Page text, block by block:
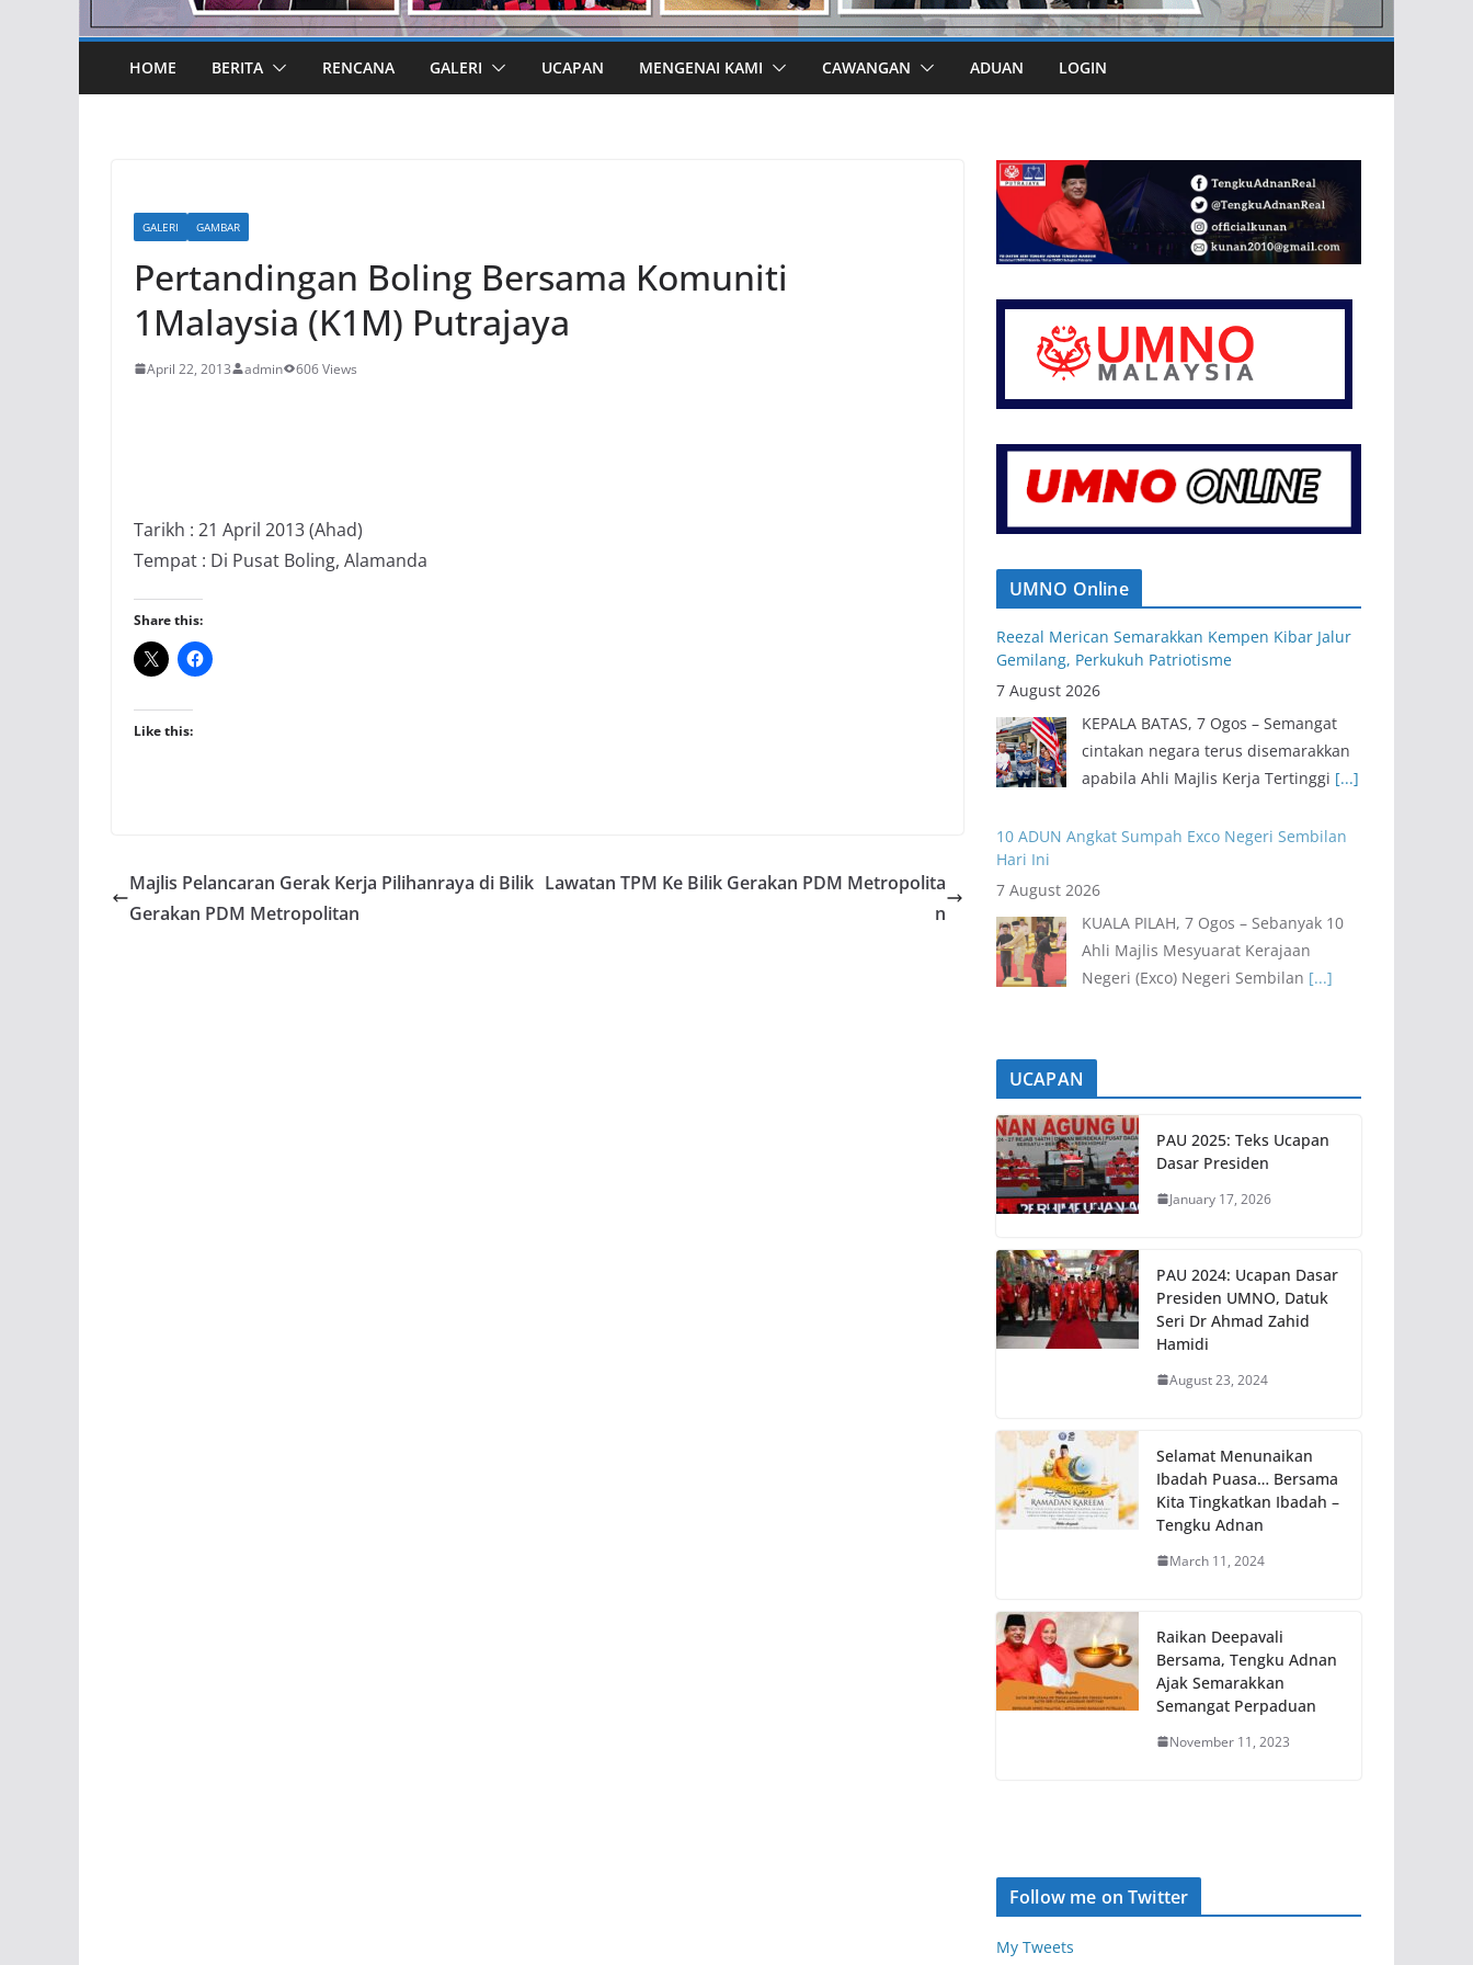
HOME BERITA RENCANA GALERI UCAPAN MENGENAI KAMI CAWANGAN ADUAN LOGIN
GALERI GAMBAR
Pertandingan Boling Bersama Komuniti
1Malaysia (K1M) Putrajaya
April 22, 2013 admin 606 Views
Tarikh : 21 April 2013 (Ahad)
Tempat : Di Pusat Boling, Alamanda
Share this:
Like this:
Majlis Pelancaran Gerak Kerja Pilihanraya di Bilik
Gerakan PDM Metropolitan
Lawatan TPM Ke Bilik Gerakan PDM Metropolita
n
UMNO Online
Reezal Merican Semarakkan Kempen Kibar Jalur
Gemilang, Perkukuh Patriotisme
7 August 2026
KEPALA BATAS, 7 Ogos – Semangat
cintakan negara terus disemarakkan
apabila Ahli Majlis Kerja Tertinggi [...]
10 ADUN Angkat Sumpah Exco Negeri Sembilan
Hari Ini
7 August 2026
KUALA PILAH, 7 Ogos – Sebanyak 10
Ahli Majlis Mesyuarat Kerajaan
Negeri (Exco) Negeri Sembilan [...]
UCAPAN
PAU 2025: Teks Ucapan
Dasar Presiden
January 17, 2026
PAU 2024: Ucapan Dasar
Presiden UMNO, Datuk
Seri Dr Ahmad Zahid
Hamidi
August 23, 2024
Selamat Menunaikan
Ibadah Puasa… Bersama
Kita Tingkatkan Ibadah –
Tengku Adnan
March 11, 2024
Raikan Deepavali
Bersama, Tengku Adnan
Ajak Semarakkan
Semangat Perpaduan
November 11, 2023
Follow me on Twitter
My Tweets